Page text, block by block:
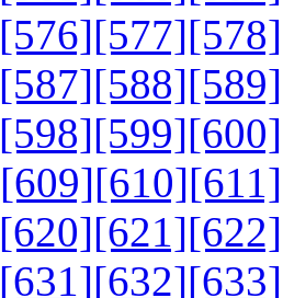
[576][577][578]
[587][588][589]
[598][599][600]
[609][610][611]
[620][621][622]
[631][632][633]